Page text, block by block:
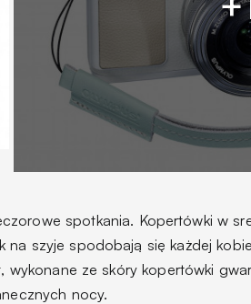
spotkania. Kopertówki w
na szyje spodobają się każdej
ze skóry kopertówki
nocy.